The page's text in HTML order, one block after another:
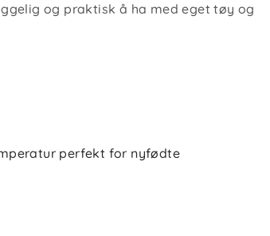
og praktisk å ha med eget tøy og
perfekt for nyfødte